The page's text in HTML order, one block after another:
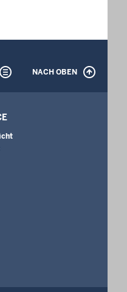
NACH OBEN